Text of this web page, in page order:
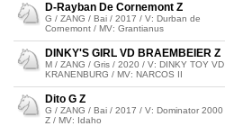
D-Rayban De Cornemont Z
G / ZANG / Bai / 2017 / V: Durban de
Cornemont / MV: Grantianus
DINKY'S GIRL VD BRAEMBEIER Z
M / ZANG / Gris / 2020 / V: DINKY TOY VD
KRANENBURG / MV: NARCOS II
Dito G Z
G / ZANG / Bai / 2017 / V: Dominator 2000
Z / MV: Idaho